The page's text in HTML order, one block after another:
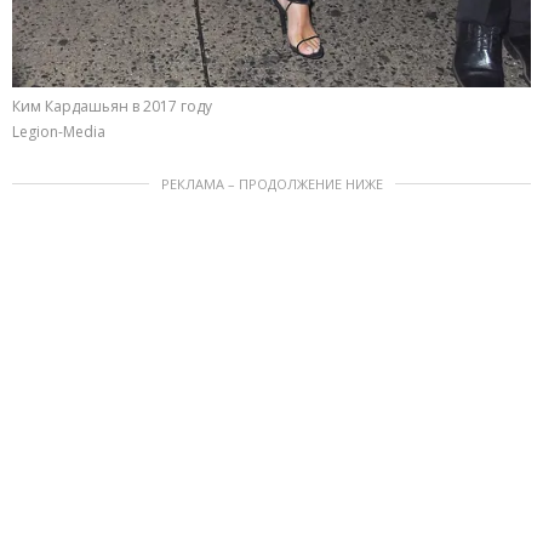
Ким Кардашьян в 2017 году
Legion-Media
РЕКЛАМА – ПРОДОЛЖЕНИЕ НИЖЕ